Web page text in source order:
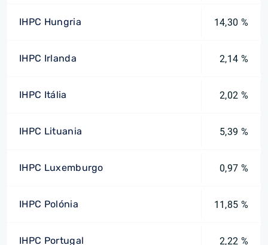
IHPC Hungria 14,30 %
IHPC Irlanda 2,14 %
IHPC Itália 2,02 %
IHPC Lituania 5,39 %
IHPC Luxemburgo 0,97 %
IHPC Polónia 11,85 %
IHPC Portugal 2,22 %